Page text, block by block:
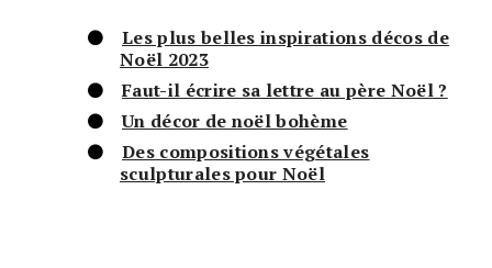
Les plus belles inspirations décos de
Noël 2023
Faut-il écrire sa lettre au père Noël ?
Un décor de noël bohème
Des compositions végétales
sculpturales pour Noël